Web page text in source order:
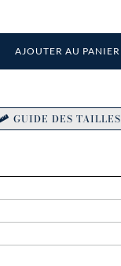
AJOUTER AU PANIER
GUIDE DES TAILLES